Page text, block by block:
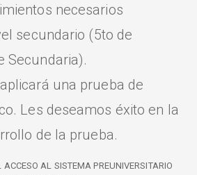
necesarios
secundario (5to de
Secundaria).
una prueba de
Les deseamos éxito en la
de la prueba.
AL SISTEMA PREUNIVERSITARIO